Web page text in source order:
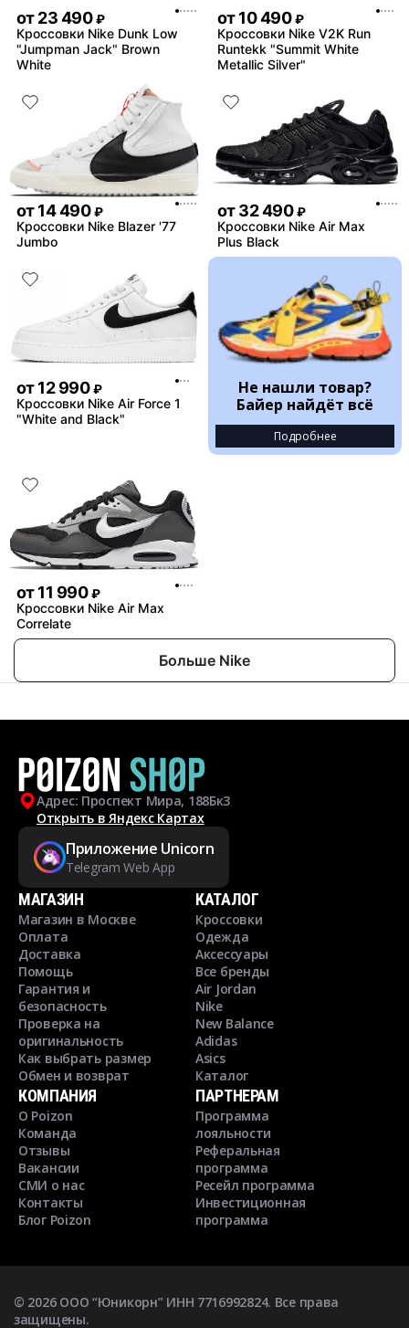
от23 490 ₽
Кроссовки Nike Dunk Low
"Jumpman Jack" Brown
White
от10 490 ₽
Кроссовки Nike V2K Run
Runtekk "Summit White
Metallic Silver"
от14 490 ₽
Кроссовки Nike Blazer '77
Jumbo
от32 490 ₽
Кроссовки Nike Air Max
Plus Black
от12 990 ₽
Кроссовки Nike Air Force 1
"White and Black"
Не нашли товар?
Байер найдёт всё
Подробнее
от11 990 ₽
Кроссовки Nike Air Max
Correlate
Больше Nike
Адрес: Проспект Мира, 188Бк3
Открыть в Яндекс Картах
Приложение Unicorn
Telegram Web App
МАГАЗИН
Магазин в Москве
Оплата
Доставка
Помощь
Гарантия и
безопасность
Проверка на
оригинальность
Как выбрать размер
Обмен и возврат
КАТАЛОГ
Кроссовки
Одежда
Аксессуары
Все бренды
Air Jordan
Nike
New Balance
Adidas
Asics
Каталог
КОМПАНИЯ
О Poizon
Команда
Отзывы
Вакансии
СМИ о нас
Контакты
Блог Poizon
ПАРТНЕРАМ
Программа
лояльности
Реферальная
программа
Ресейл программа
Инвестиционная
программа
© 2026ООО “Юникорн” ИНН 7716992824. Все права
защищены.